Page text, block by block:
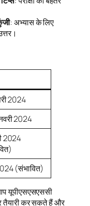
: अभ्यास के लिए
2024
2024
2024
(संभावित)
यूपीएसएसएससी
तैयारी कर सकते हैं और